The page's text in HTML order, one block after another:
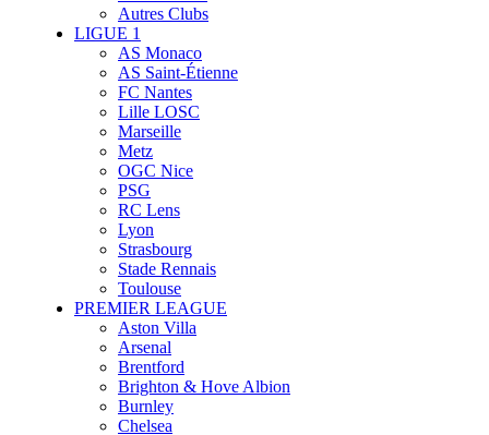
Autres Clubs
LIGUE 1
AS Monaco
AS Saint-Étienne
FC Nantes
Lille LOSC
Marseille
Metz
OGC Nice
PSG
RC Lens
Lyon
Strasbourg
Stade Rennais
Toulouse
PREMIER LEAGUE
Aston Villa
Arsenal
Brentford
Brighton & Hove Albion
Burnley
Chelsea